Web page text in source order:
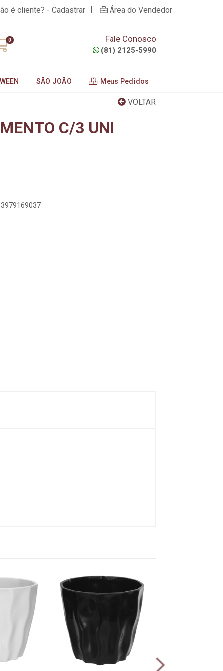
é cliente? - Cadastrar | Área do Vendedor
0 Fale Conosco
(81) 2125-5990
SÃO JOÃO Meus Pedidos
VOLTAR
C/3 UNI